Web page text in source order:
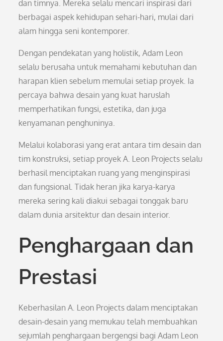
dan timnya. Mereka selalu mencari inspirasi dari
berbagai aspek kehidupan sehari-hari, mulai dari
alam hingga seni kontemporer.
Dengan pendekatan yang holistik, Adam Leon
selalu berusaha untuk memahami kebutuhan dan
harapan klien sebelum memulai setiap proyek. Ia
percaya bahwa desain yang kuat haruslah
memperhatikan fungsi, estetika, dan juga
kenyamanan penghuninya.
Melalui kolaborasi yang erat antara tim desain dan
tim konstruksi, setiap proyek A. Leon Projects selalu
berhasil menciptakan ruang yang menginspirasi
dan fungsional. Tidak heran jika karya-karya
mereka sering kali diakui sebagai tonggak baru
dalam dunia arsitektur dan desain interior.
Penghargaan dan
Prestasi
Keberhasilan A. Leon Projects dalam menciptakan
desain-desain yang memukau telah membuahkan
sejumlah penghargaan bergengsi bagi Adam Leon